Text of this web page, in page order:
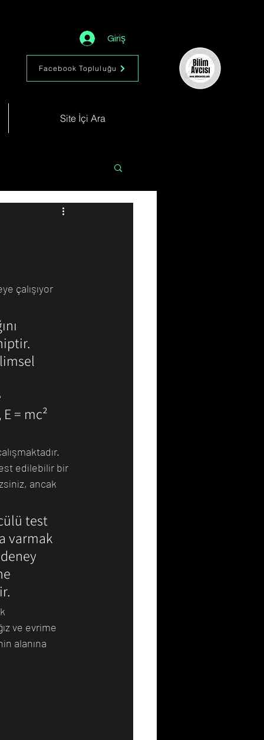
Giriş
Facebook Topluluğu
Site İçi Ara
çalışıyor
= mc²
edilebilir bir
ancak
test
varmak
ve evrime
alanına